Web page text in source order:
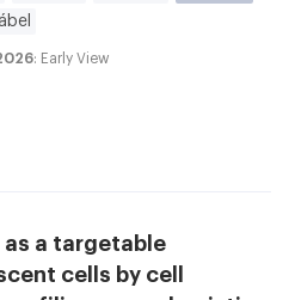
: Early View
a targetable
cells by cell